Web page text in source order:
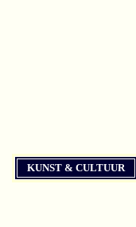
KUNST & CULTUUR